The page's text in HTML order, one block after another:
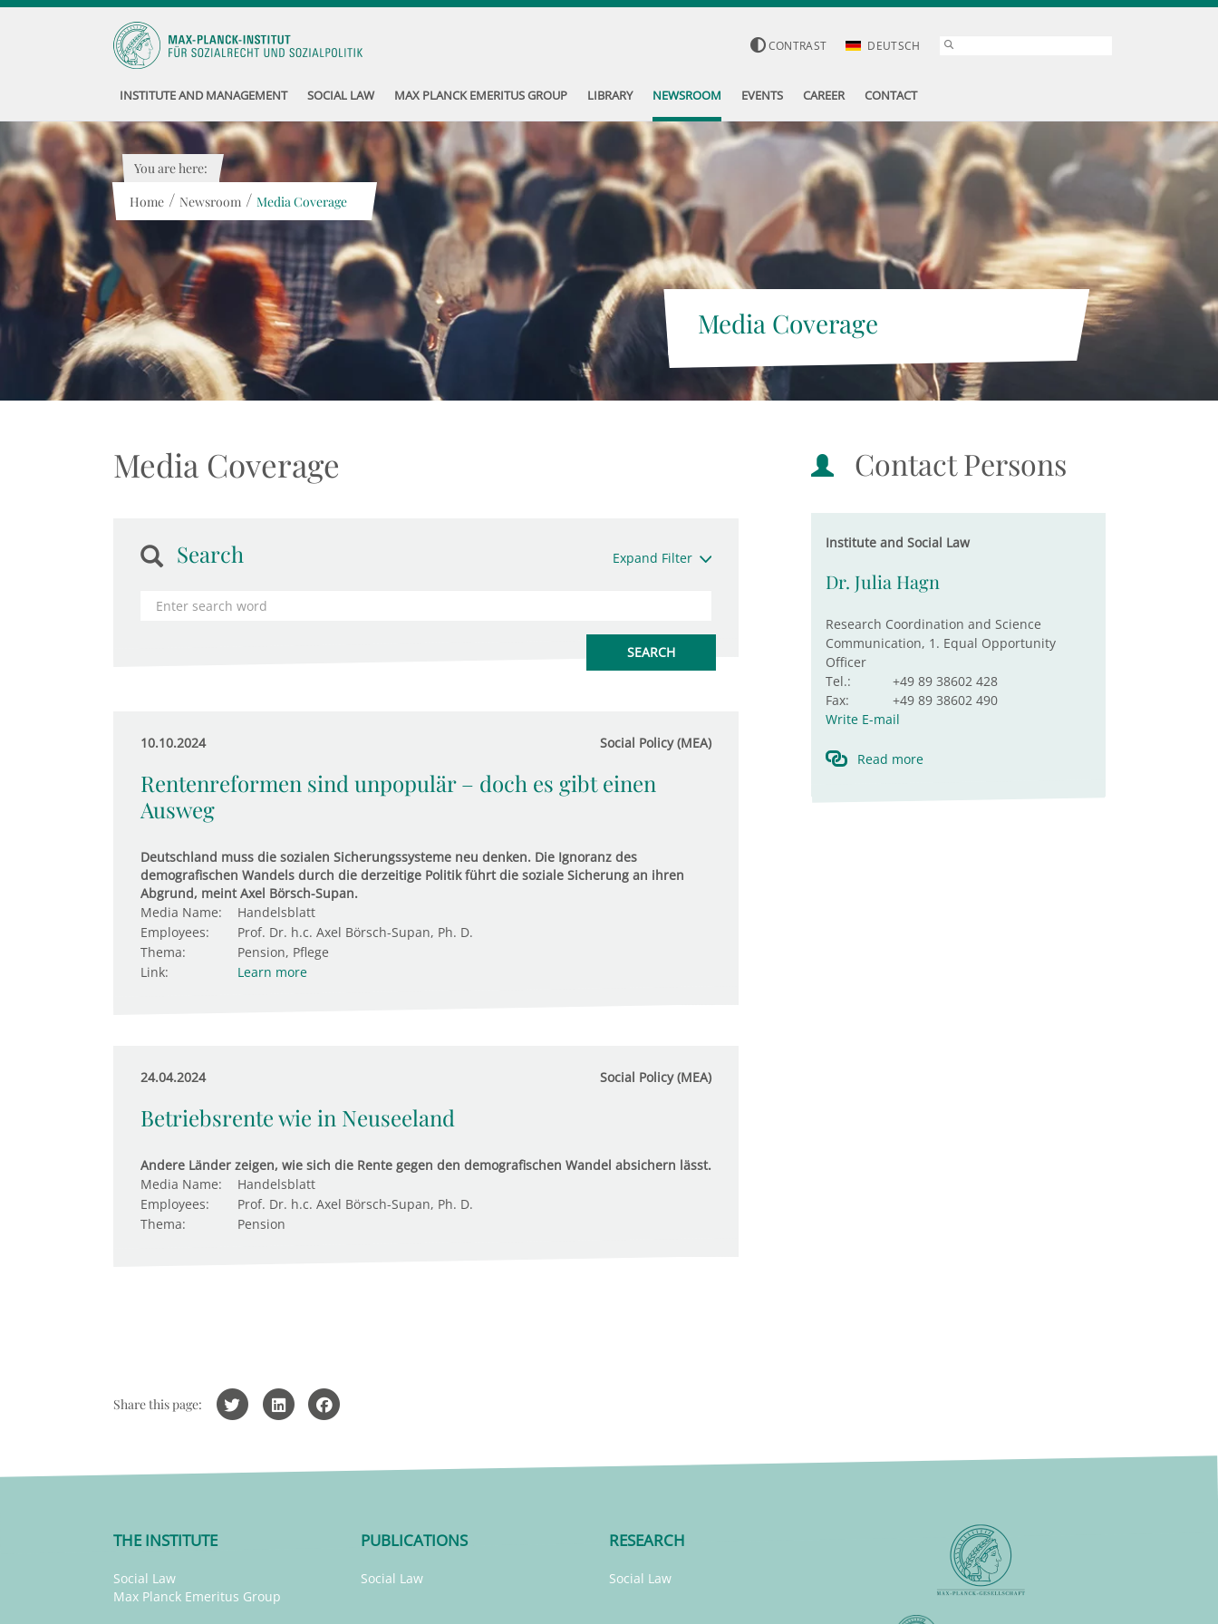
CONTRAST DEUTSCH
INSTITUTE AND MANAGEMENT SOCIAL LAW MAX PLANCK EMERITUS GROUP LIBRARY NEWSROOM EVENTS CAREER CONTACT
Media Coverage
You are here:
Home / Newsroom / Media Coverage
Media Coverage
Search Expand Filter
10.10.2024 Social Policy (MEA)
Rentenreformen sind unpopulär – doch es gibt einen
Ausweg
Deutschland muss die sozialen Sicherungssysteme neu denken. Die Ignoranz des
demografischen Wandels durch die derzeitige Politik führt die soziale Sicherung an ihren
Abgrund, meint Axel Börsch-Supan.
Media Name:
Handelsblatt
Employees:
Prof. Dr. h.c. Axel Börsch-Supan, Ph. D.
Thema:
Pension, Pflege
Link:
Learn more
24.04.2024 Social Policy (MEA)
Betriebsrente wie in Neuseeland
Andere Länder zeigen, wie sich die Rente gegen den demografischen Wandel absichern lässt.
Media Name:
Handelsblatt
Employees:
Prof. Dr. h.c. Axel Börsch-Supan, Ph. D.
Thema:
Pension
Contact Persons
Institute and Social Law
Dr. Julia Hagn
Research Coordination and Science
Communication, 1. Equal Opportunity
Officer
Tel.:
+49 89 38602 428
Fax:
+49 89 38602 490
Write E-mail
Read more
Share this page:
THE INSTITUTE
Social Law
Max Planck Emeritus Group
PUBLICATIONS
Social Law
RESEARCH
Social Law